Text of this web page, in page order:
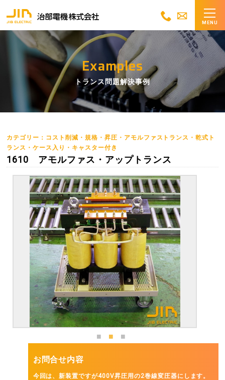
MENU
Examples
トランス問題解決事例
カテゴリー：コスト削減・規格・昇圧・アモルファストランス・乾式ト
ランス・ケース入り・キャスター付き
1610 アモルファス・アップトランス
お問合せ内容
今回は、新装置ですが400V昇圧用の2巻線変圧器にします。